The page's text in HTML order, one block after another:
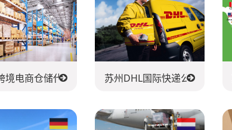
境电商仓储代发货 苏州DHL国际快递公司